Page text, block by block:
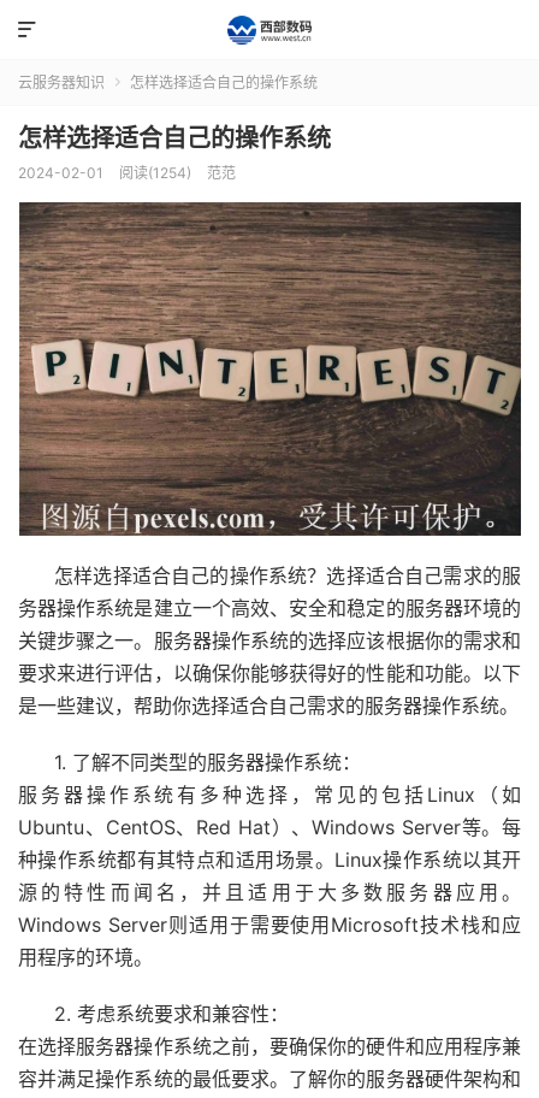

云服务器知识  怎样选择适合自己的操作系统
怎样选择适合自己的操作系统
2024-02-01 阅读(1254) 范范
怎样选择适合自己的操作系统？选择适合自己需求的服
务器操作系统是建立一个高效、安全和稳定的服务器环境的
关键步骤之一。服务器操作系统的选择应该根据你的需求和
要求来进行评估，以确保你能够获得好的性能和功能。以下
是一些建议，帮助你选择适合自己需求的服务器操作系统。
1. 了解不同类型的服务器操作系统：
服务器操作系统有多种选择，常见的包括Linux（如
Ubuntu、CentOS、Red Hat）、Windows Server等。每
种操作系统都有其特点和适用场景。Linux操作系统以其开
源的特性而闻名，并且适用于大多数服务器应用。
Windows Server则适用于需要使用Microsoft技术栈和应
用程序的环境。
2. 考虑系统要求和兼容性：
在选择服务器操作系统之前，要确保你的硬件和应用程序兼
容并满足操作系统的最低要求。了解你的服务器硬件架构和